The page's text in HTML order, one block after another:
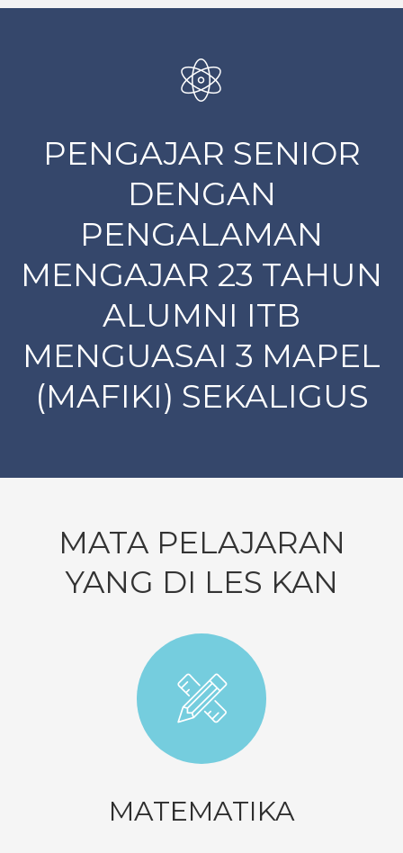
PENGAJAR SENIOR
DENGAN
PENGALAMAN
MENGAJAR 23 TAHUN
ALUMNI ITB
MENGUASAI 3 MAPEL
(MAFIKI) SEKALIGUS
MATA PELAJARAN
YANG DI LES KAN
MATEMATIKA